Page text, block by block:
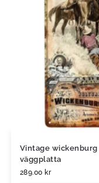
Vintage
väggplatta
289.00 kr